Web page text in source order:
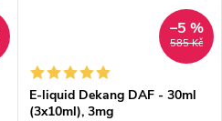
585 Kč
–5 %
E-liquid Dekang DAF - 30ml
(3x10ml), 3mg